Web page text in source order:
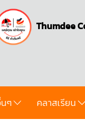
Thumdee
ๆ คลาสเรียน